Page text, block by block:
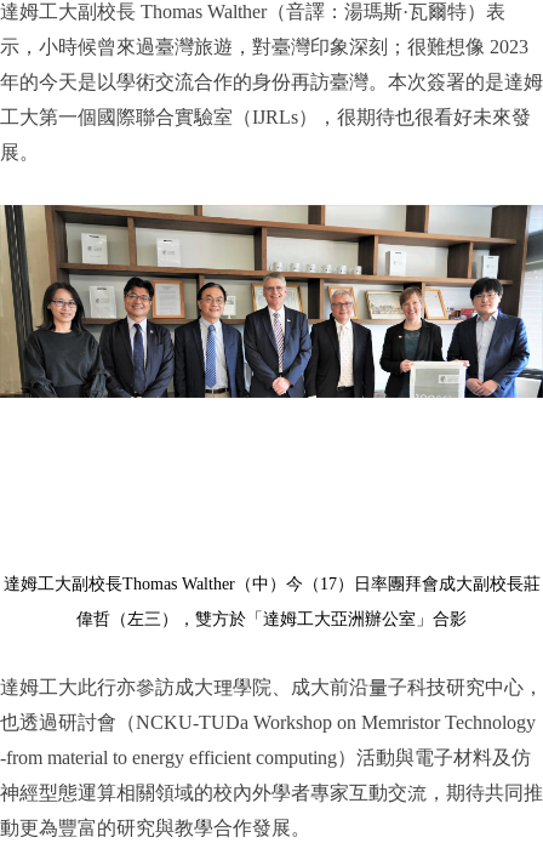
達姆工大副校長 Thomas Walther（音譯：湯瑪斯·瓦爾特）表
示，小時候曾來過臺灣旅遊，對臺灣印象深刻；很難想像 2023
年的今天是以學術交流合作的身份再訪臺灣。本次簽署的是達姆
工大第一個國際聯合實驗室（IJRLs），很期待也很看好未來發
展。
達姆工大副校長Thomas Walther（中）今（ 17）日率團拜會成大副校長莊
偉哲（左三），雙方於「達姆工大亞洲辦公室」合影
達姆工大此行亦參訪成大理學院、成大前沿量子科技研究中心，
也透過研討會（NCKU-TUDa Workshop on Memristor Technology
-from material to energy efficient computing）活動與電子材料及仿
神經型態運算相關領域的校內外學者專家互動交流，期待共同推
動更為豐富的研究與教學合作發展。